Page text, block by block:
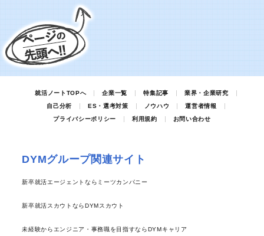
就活ノートTOPへ 企業一覧 特集記事
業界・企業研究
自己分析
ES・選考対策 ノウハウ
運営者情報
プライバシーポリシー
利用規約 お問い合わせ
DYMグループ関連サイト
新卒就活エージェントならミーツカンパニー
新卒就活スカウトならDYMスカウト
未経験からエンジニア・事務職を目指すならDYMキャリア